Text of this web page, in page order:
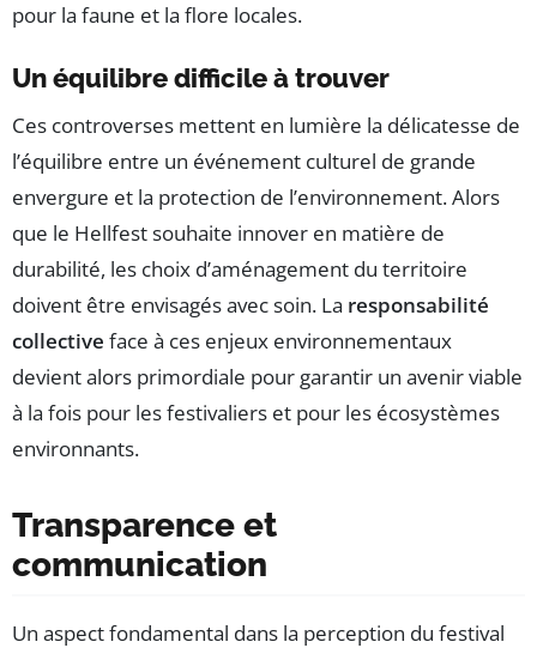
pour la faune et la flore locales.
Un équilibre difficile à trouver
Ces controverses mettent en lumière la délicatesse de
l’équilibre entre un événement culturel de grande
envergure et la protection de l’environnement. Alors
que le Hellfest souhaite innover en matière de
durabilité, les choix d’aménagement du territoire
doivent être envisagés avec soin. La responsabilité
collective face à ces enjeux environnementaux
devient alors primordiale pour garantir un avenir viable
à la fois pour les festivaliers et pour les écosystèmes
environnants.
Transparence et
communication
Un aspect fondamental dans la perception du festival